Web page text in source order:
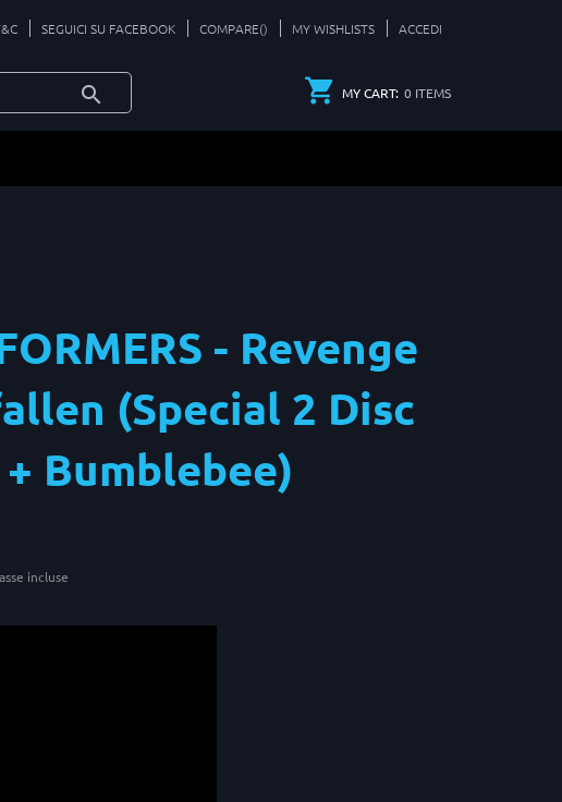
SEGUICI SU FACEBOOK COMPARE() MY WISHLISTS ACCEDI
MY CART: 0 ITEMS
- Revenge
(Special 2 Disc
Bumblebee)
incluse